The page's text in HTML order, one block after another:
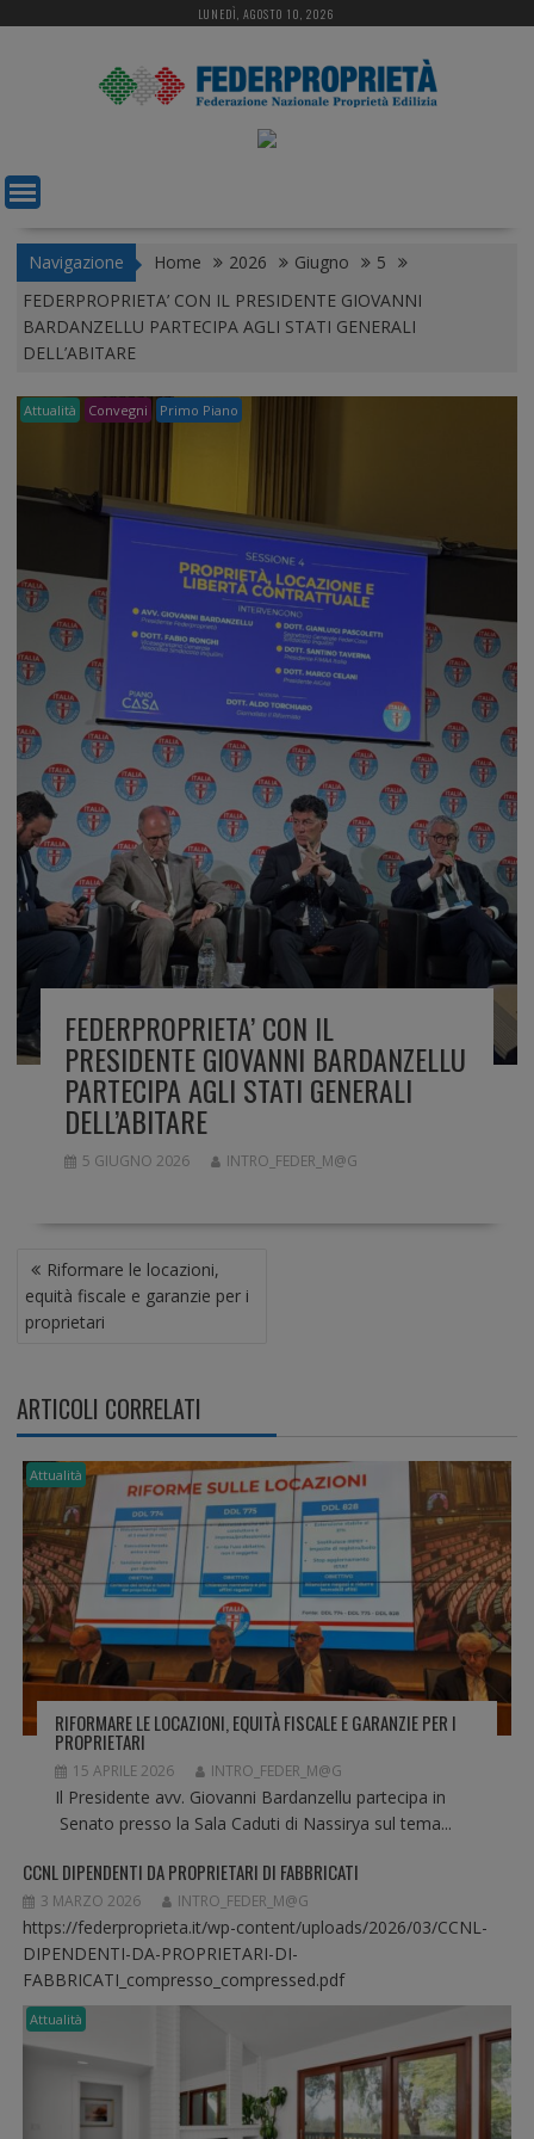
c
o
LUNEDÌ, AGOSTO 10, 2026
Navigazione Home 2026 Giugno
5
FEDERPROPRIETA’ CON IL PRESIDENTE GIOVANNI
BARDANZELLU PARTECIPA AGLI STATI GENERALI
DELL’ABITARE
Attualità Convegni Primo Piano
FEDERPROPRIETA’ CON IL
PRESIDENTE GIOVANNI BARDANZELLU
PARTECIPA AGLI STATI GENERALI
DELL’ABITARE
5 GIUGNO 2026 INTRO_FEDER_M@G
A
V
A
Z
I
O
N
E
A
R
T
C
O
L
Riformare le locazioni,
equità fiscale e garanzie per i
proprietari
ARTICOLI CORRELATI
Attualità
RIFORMARE LE LOCAZIONI, EQUITÀ FISCALE E GARANZIE PER I
PROPRIETARI
15 APRILE 2026 INTRO_FEDER_M@G
Il Presidente avv. Giovanni Bardanzellu partecipa in
Senato presso la Sala Caduti di Nassirya sul tema...
CCNL DIPENDENTI DA PROPRIETARI DI FABBRICATI
3 MARZO 2026 INTRO_FEDER_M@G
https://federproprieta.it/wp-content/uploads/2026/03/CCNL-
DIPENDENTI-DA-PROPRIETARI-DI-
FABBRICATI_compresso_compressed.pdf
Attualità